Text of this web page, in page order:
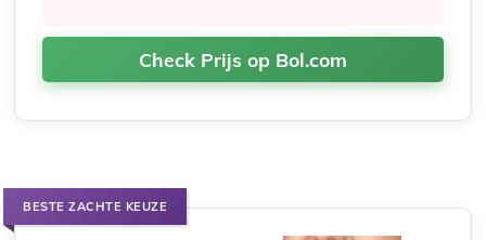
Check Prijs op Bol.com
BESTE ZACHTE KEUZE